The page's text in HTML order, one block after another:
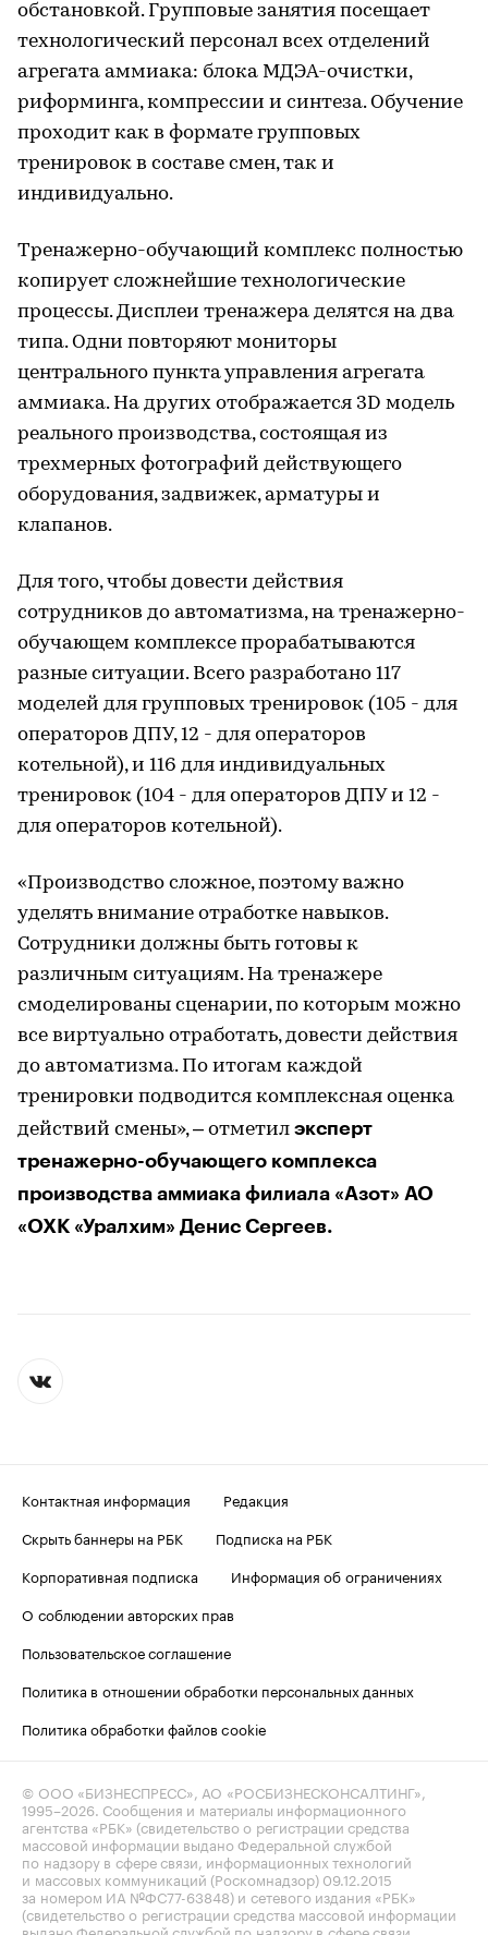
обстановкой. Групповые занятия посещает
технологический персонал всех отделений
агрегата аммиака: блока МДЭА-очистки,
риформинга, компрессии и синтеза. Обучение
проходит как в формате групповых
тренировок в составе смен, так и
индивидуально.
Тренажерно-обучающий комплекс полностью
копирует сложнейшие технологические
процессы. Дисплеи тренажера делятся на два
типа. Одни повторяют мониторы
центрального пункта управления агрегата
аммиака. На других отображается 3D модель
реального производства, состоящая из
трехмерных фотографий действующего
оборудования, задвижек, арматуры и
клапанов.
Для того, чтобы довести действия
сотрудников до автоматизма, на тренажерно-
обучающем комплексе прорабатываются
разные ситуации. Всего разработано 117
моделей для групповых тренировок (105 - для
операторов ДПУ, 12 - для операторов
котельной), и 116 для индивидуальных
тренировок (104 - для операторов ДПУ и 12 -
для операторов котельной).
«Производство сложное, поэтому важно
уделять внимание отработке навыков.
Сотрудники должны быть готовы к
различным ситуациям. На тренажере
смоделированы сценарии, по которым можно
все виртуально отработать, довести действия
до автоматизма. По итогам каждой
тренировки подводится комплексная оценка
действий смены», – отметил эксперт
тренажерно-обучающего комплекса
производства аммиака филиала «Азот» АО
«ОХК «Уралхим» Денис Сергеев.
Контактная информация
Редакция
Скрыть баннеры на РБК
Подписка на РБК
Корпоративная подписка
Информация об ограничениях
О соблюдении авторских прав
Пользовательское соглашение
Политика в отношении обработки персональных данных
Политика обработки файлов cookie
© ООО «БИЗНЕСПРЕСС», АО «РОСБИЗНЕСКОНСАЛТИНГ»,
1995–2026. Сообщения и материалы информационного
агентства «РБК» (свидетельство о регистрации средства
массовой информации выдано Федеральной службой
по надзору в сфере связи, информационных технологий
и массовых коммуникаций (Роскомнадзор) 09.12.2015
за номером ИА №ФС77-63848) и сетевого издания «РБК»
(свидетельство о регистрации средства массовой информации
выдано Федеральной службой по надзору в сфере связи,